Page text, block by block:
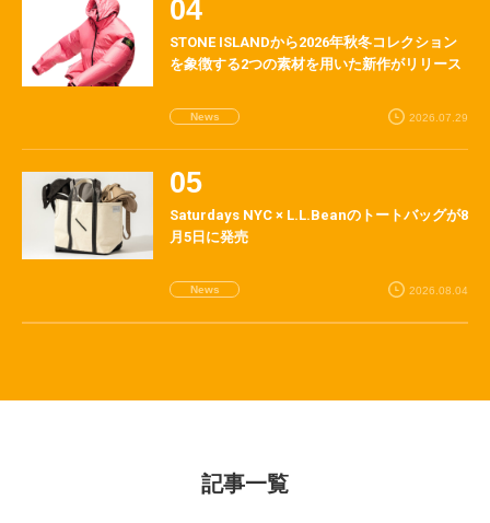
STONE ISLANDから2026年秋冬コレクション
を象徴する2つの素材を用いた新作がリリース
News 2026.07.29
Saturdays NYC × L.L.Beanのトートバッグが8
月5日に発売
News 2026.08.04
記事一覧